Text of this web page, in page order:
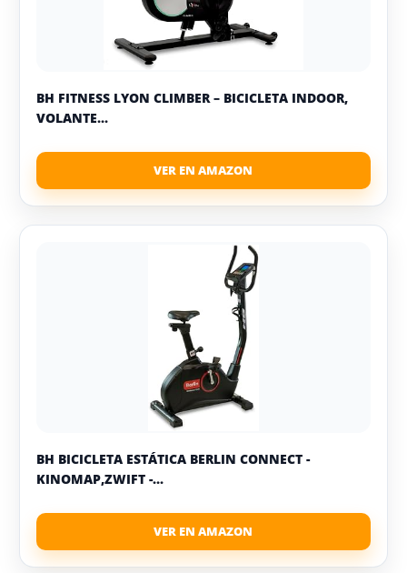
BH FITNESS LYON CLIMBER – BICICLETA INDOOR,
VOLANTE...
BH BICICLETA ESTÁTICA BERLIN CONNECT -
KINOMAP,ZWIFT -...